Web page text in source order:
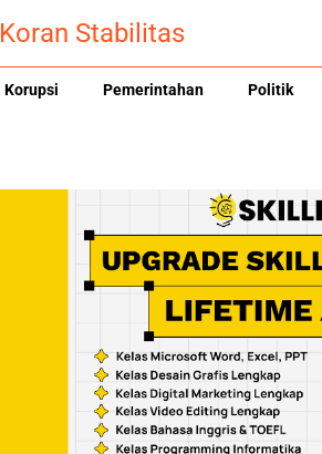
Koran Stabilitas
Korupsi Pemerintahan Politik